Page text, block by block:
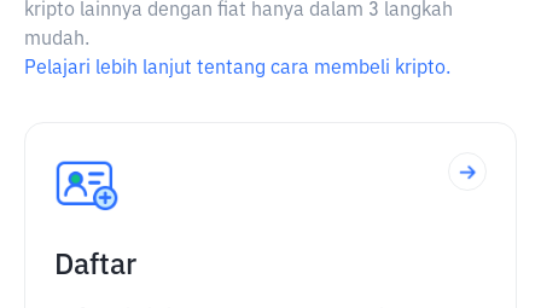
kripto lainnya dengan fiat hanya dalam 3 langkah
mudah.
Pelajari lebih lanjut tentang cara membeli kripto.
Daftar